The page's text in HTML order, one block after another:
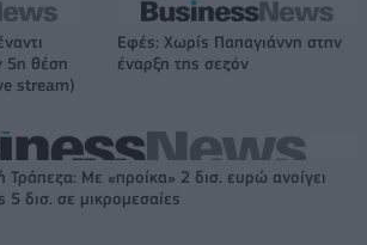
5η θέση
stream)
Εφές: Χωρίς Παπαγιάννη στην
έναρξη της σεζόν
Τράπεζα: Με «προίκα» 2 δισ. ευρώ ανοίγει
δισ. σε μικρομεσαίες